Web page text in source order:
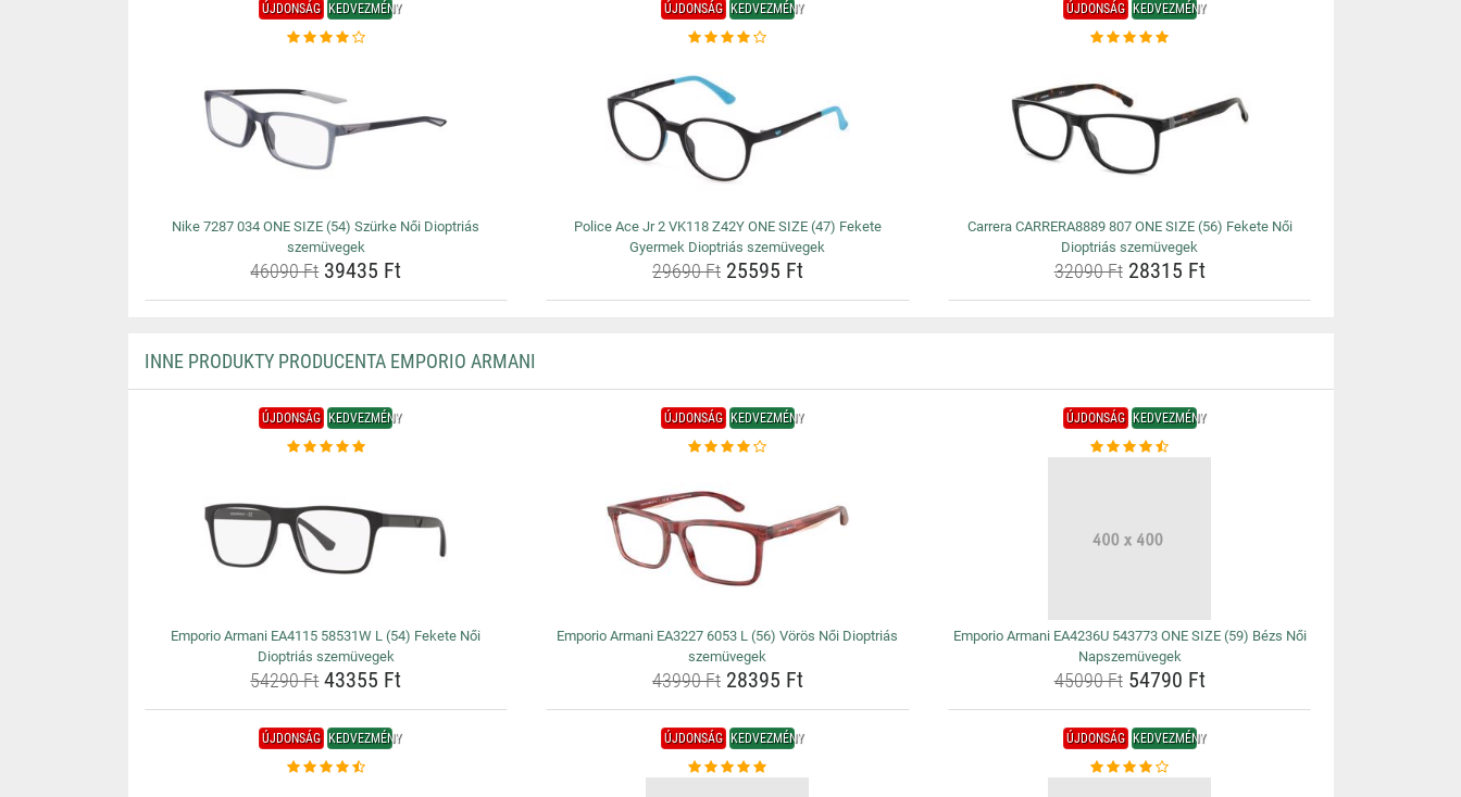
ÚJDONSÁG KEDVEZMÉNY
Nike 7287 034 ONE SIZE (54) Szürke Női Dioptriás
szemüvegek
46090 Ft39435 Ft
ÚJDONSÁG KEDVEZMÉNY
Police Ace Jr 2 VK118 Z42Y ONE SIZE (47) Fekete
Gyermek Dioptriás szemüvegek
29690 Ft25595 Ft
ÚJDONSÁG KEDVEZMÉNY
Carrera CARRERA8889 807 ONE SIZE (56) Fekete Női
Dioptriás szemüvegek
32090 Ft28315 Ft
INNE PRODUKTY PRODUCENTA EMPORIO ARMANI
ÚJDONSÁG KEDVEZMÉNY
Emporio Armani EA4115 58531W L (54) Fekete Női
Dioptriás szemüvegek
54290 Ft43355 Ft
ÚJDONSÁG KEDVEZMÉNY
Emporio Armani EA3227 6053 L (56) Vörös Női Dioptriás
szemüvegek
43990 Ft28395 Ft
ÚJDONSÁG KEDVEZMÉNY
Emporio Armani EA4236U 543773 ONE SIZE (59) Bézs Női
Napszemüvegek
45090 Ft54790 Ft
ÚJDONSÁG KEDVEZMÉNY ÚJDONSÁG KEDVEZMÉNY ÚJDONSÁG KEDVEZMÉNY